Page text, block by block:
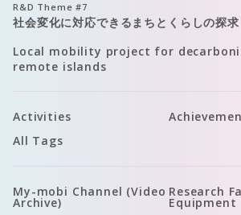
R&D Theme #7
社会変化に対応できるまちとくらしの探求
Local mobility project for
remote islands
Activities
All Tags
My-mobi Channel (Video
Archive)
Research
Equipment